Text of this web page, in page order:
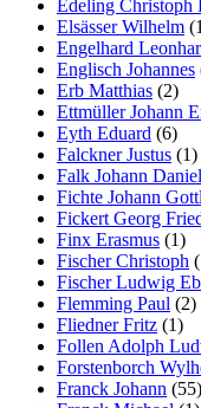
Edeling Christoph
Elsässer Wilhelm
Engelhard
Englisch Johannes
Erb Matthias (2)
Ettmüller Johann
Eyth Eduard (6)
Falckner Justus (1)
Falk Johann Daniel
Fichte Johann
Fickert Georg
Finx Erasmus (1)
Fischer Christoph
Fischer Ludwig
Flemming Paul (2)
Fliedner Fritz (1)
Follen Adolph
Forstenborch
Franck Johann (55)